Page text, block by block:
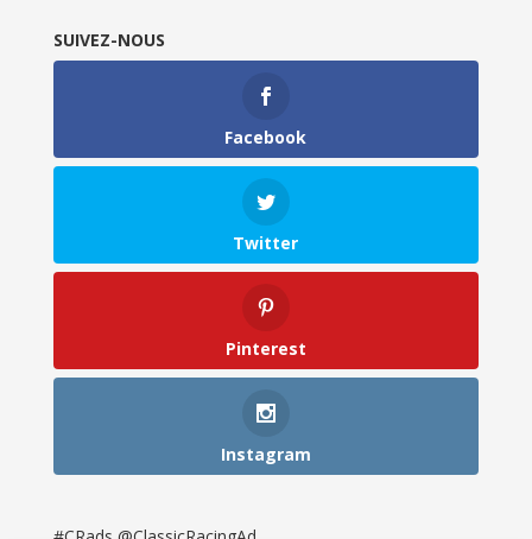
SUIVEZ-NOUS
Facebook
Twitter
Pinterest
Instagram